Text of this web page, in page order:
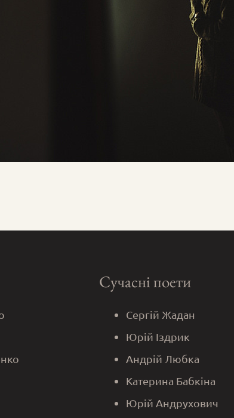
Сучасні поети
Сергій Жадан
Юрій Іздрик
Андрій Любка
Катерина Бабкіна
Юрій Андрухович